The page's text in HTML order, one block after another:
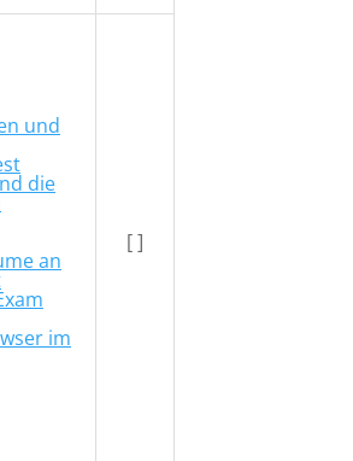
und
die
an
im
[ ]